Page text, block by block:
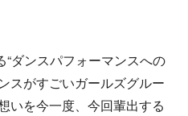
ダンスパフォーマンスへの
スがすごいガールズグルー
いを今一度、今回輩出する